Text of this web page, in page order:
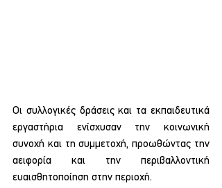
Οι συλλογικές δράσεις και τα εκπαιδευτικά
εργαστήρια ενίσχυσαν την κοινωνική
συνοχή και τη συμμετοχή, προωθώντας την
αειφορία και την περιβαλλοντική
ευαισθητοποίηση στην περιοχή.